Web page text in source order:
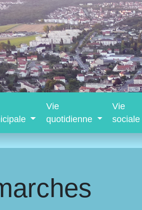
Vie
quotidienne
Vie
sociale